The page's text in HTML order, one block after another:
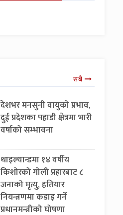
सबै
देशभर मनसुनी वायुको प्रभाव,
दुई प्रदेशका पहाडी क्षेत्रमा भारी
वर्षाको सम्भावना
थाइल्यान्डमा १४ वर्षीय
किशोरको गोली प्रहारबाट ८
जनाको मृत्यु, हतियार
नियन्त्रणमा कडाइ गर्ने
प्रधानमन्त्रीको घोषणा